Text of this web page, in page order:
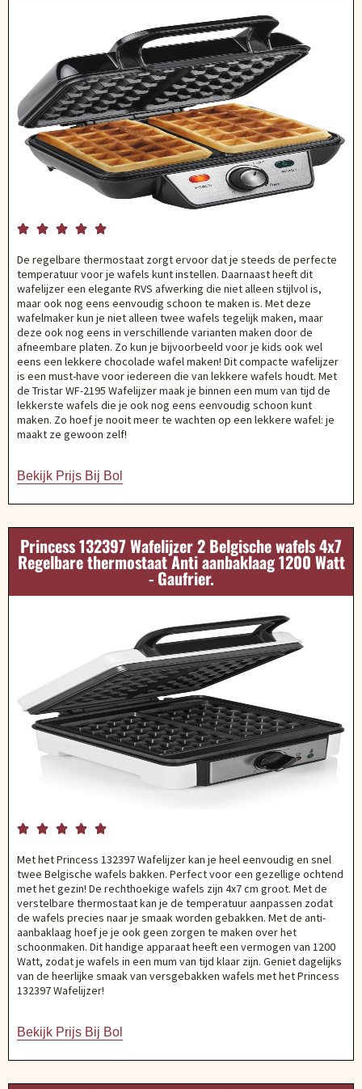
    
De regelbare thermostaat zorgt ervoor dat je steeds de perfecte
temperatuur voor je wafels kunt instellen. Daarnaast heeft dit
wafelijzer een elegante RVS afwerking die niet alleen stijlvol is,
maar ook nog eens eenvoudig schoon te maken is. Met deze
wafelmaker kun je niet alleen twee wafels tegelijk maken, maar
deze ook nog eens in verschillende varianten maken door de
afneembare platen. Zo kun je bijvoorbeeld voor je kids ook wel
eens een lekkere chocolade wafel maken! Dit compacte wafelijzer
is een must-have voor iedereen die van lekkere wafels houdt. Met
de Tristar WF-2195 Wafelijzer maak je binnen een mum van tijd de
lekkerste wafels die je ook nog eens eenvoudig schoon kunt
maken. Zo hoef je nooit meer te wachten op een lekkere wafel: je
maakt ze gewoon zelf!
Bekijk Prijs Bij Bol
Princess 132397 Wafelijzer 2 Belgische wafels 4x7
Regelbare thermostaat Anti aanbaklaag 1200 Watt
- Gaufrier.
    
Met het Princess 132397 Wafelijzer kan je heel eenvoudig en snel
twee Belgische wafels bakken. Perfect voor een gezellige ochtend
met het gezin! De rechthoekige wafels zijn 4x7 cm groot. Met de
verstelbare thermostaat kan je de temperatuur aanpassen zodat
de wafels precies naar je smaak worden gebakken. Met de anti-
aanbaklaag hoef je je ook geen zorgen te maken over het
schoonmaken. Dit handige apparaat heeft een vermogen van 1200
Watt, zodat je wafels in een mum van tijd klaar zijn. Geniet dagelijks
van de heerlijke smaak van versgebakken wafels met het Princess
132397 Wafelijzer!
Bekijk Prijs Bij Bol